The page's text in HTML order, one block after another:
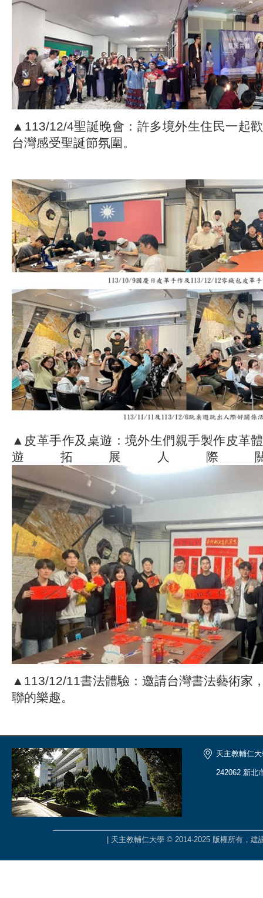
▲113/12/4聖誕晚會：許多境外生住民一起
台灣感受聖誕節氛圍。
▲皮革手作及桌遊：境外生們親手製作皮革
遊拓展人際
▲113/12/11書法體驗：邀請台灣書法藝術家
聯的樂趣。
天主教輔仁
242062 新北
| 天主教輔仁大學 © 2014-2025 版權所有，